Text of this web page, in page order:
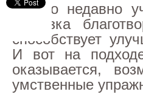
Только недавно
нагрузка
способствует
И вот на
оказывается,
умственные